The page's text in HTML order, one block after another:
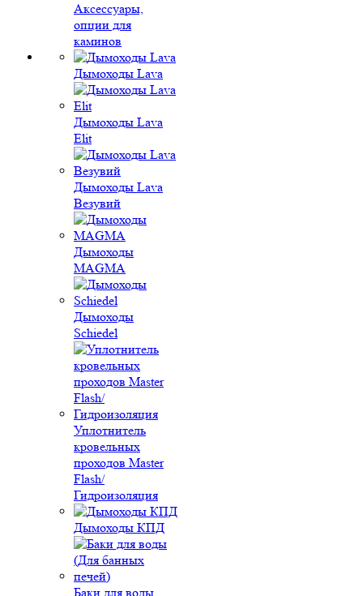
Аксессуары,
опции для
каминов
Дымоходы Lava
Дымоходы Lava
Elit
Дымоходы Lava
Везувий
Дымоходы
MAGMA
Дымоходы
Schiedel
Уплотнитель
кровельных
проходов Master
Flash/
Гидроизоляция
Дымоходы КПД
Баки для воды